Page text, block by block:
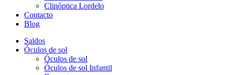
Clinóptica Lordelo
Contacto
Blog
Saldos
Óculos de sol
Óculos de sol
Óculos de sol Infantil